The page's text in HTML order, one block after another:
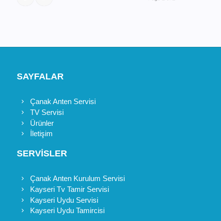
SAYFALAR
Çanak Anten Servisi
TV Servisi
Ürünler
İletişim
SERVİSLER
Çanak Anten Kurulum Servisi
Kayseri Tv Tamir Servisi
Kayseri Uydu Servisi
Kayseri Uydu Tamircisi